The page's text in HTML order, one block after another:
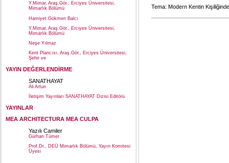
Y.Mimar, Araş.Gör., Erciyes Üniversitesi,
Mimarlık Bölümü
Hamiyet Gökmen Balcı
Y.Mimar, Araş.Gör., Erciyes Üniversitesi,
Mimarlık Bölümü
Neşe Yılmaz
Kent Plancısı, Araş.Gör., Erciyes Üniversitesi,
Şehir ve
YAYIN DEĞERLENDİRME
SANATHAYAT
Ali Artun
İletişim Yayınları SANATHAYAT Dizisi Editörü
YAYINLAR
MEA ARCHITECTURA MEA CULPA
Yazılı Camiler
Gürhan Tümer
Prof.Dr., DEÜ Mimarlık Bölümü, Yayın Komitesi
Üyesi
Tema: Modern Kentin